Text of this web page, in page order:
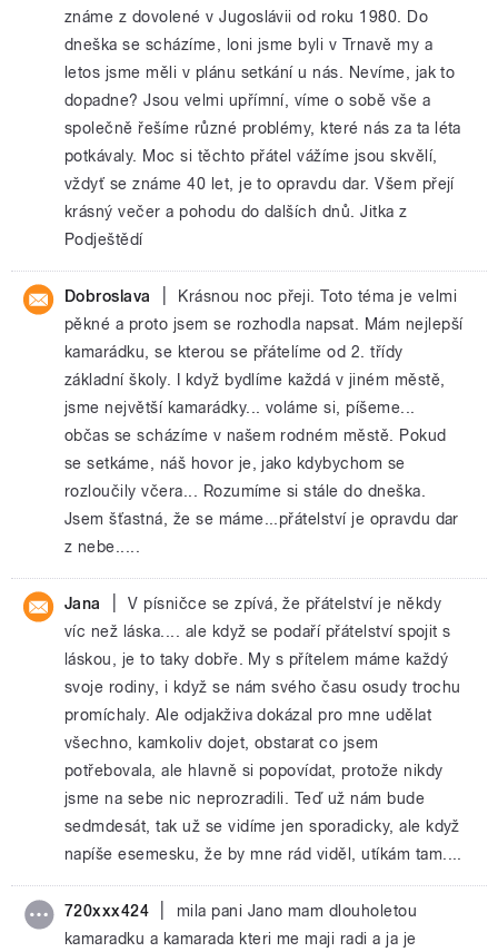
známe z dovolené v Jugoslávii od roku 1980. Do
dneška se scházíme, loni jsme byli v Trnavě my a
letos jsme měli v plánu setkání u nás. Nevíme, jak to
dopadne? Jsou velmi upřímní, víme o sobě vše a
společně řešíme různé problémy, které nás za ta léta
potkávaly. Moc si těchto přátel vážíme jsou skvělí,
vždyť se známe 40 let, je to opravdu dar. Všem přejí
krásný večer a pohodu do dalších dnů. Jitka z
Podještědí
Dobroslava
Krásnou noc přeji. Toto téma je velmi
pěkné a proto jsem se rozhodla napsat. Mám nejlepší
kamarádku, se kterou se přátelíme od 2. třídy
základní školy. I když bydlíme každá v jiném městě,
jsme největší kamarádky... voláme si, píšeme...
občas se scházíme v našem rodném městě. Pokud
se setkáme, náš hovor je, jako kdybychom se
rozloučily včera... Rozumíme si stále do dneška.
Jsem šťastná, že se máme...přátelství je opravdu dar
z nebe.....
Jana
V písničce se zpívá, že přátelství je někdy
víc než láska.... ale když se podaří přátelství spojit s
láskou, je to taky dobře. My s přítelem máme každý
svoje rodiny, i když se nám svého času osudy trochu
promíchaly. Ale odjakživa dokázal pro mne udělat
všechno, kamkoliv dojet, obstarat co jsem
potřebovala, ale hlavně si popovídat, protože nikdy
jsme na sebe nic neprozradili. Teď už nám bude
sedmdesát, tak už se vidíme jen sporadicky, ale když
napíše esemesku, že by mne rád viděl, utíkám tam....
720xxx424
mila pani Jano mam dlouholetou
kamaradku a kamarada kteri me maji radi a ja je